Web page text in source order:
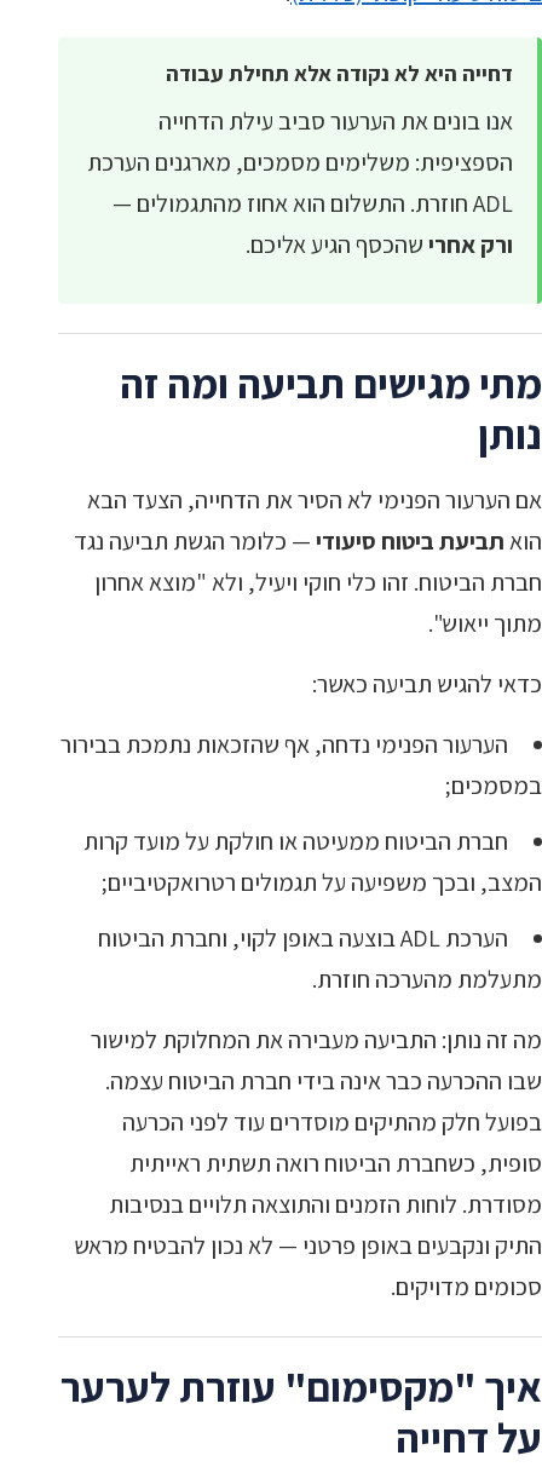
דחייה היא לא נקודה אלא תחילת עבודה
אנו בונים את הערעור סביב עילת הדחייה
הספציפית: משלימים מסמכים, מארגנים הערכת
ADL חוזרת. התשלום הוא אחוז מהתגמולים —
ורק אחרישהכסף הגיע אליכם.
מתי מגישים תביעה ומה זה
נותן
אם הערעור הפנימי לא הסיר את הדחייה, הצעד הבא
הואתביעת ביטוח סיעודי— כלומר הגשת תביעה נגד
חברת הביטוח. זהו כלי חוקי ויעיל, ולא "מוצא אחרון
מתוך ייאוש".
כדאי להגיש תביעה כאשר:
הערעור הפנימי נדחה, אף שהזכאות נתמכת בבירור
במסמכים;
חברת הביטוח ממעיטה או חולקת על מועד קרות
המצב, ובכך משפיעה על תגמולים רטרואקטיביים;
הערכת ADL בוצעה באופן לקוי, וחברת הביטוח
מתעלמת מהערכה חוזרת.
מה זה נותן: התביעה מעבירה את המחלוקת למישור
שבו ההכרעה כבר אינה בידי חברת הביטוח עצמה.
בפועל חלק מהתיקים מוסדרים עוד לפני הכרעה
סופית, כשחברת הביטוח רואה תשתית ראייתית
מסודרת. לוחות הזמנים והתוצאה תלויים בנסיבות
התיק ונקבעים באופן פרטני — לא נכון להבטיח מראש
סכומים מדויקים.
איך "מקסימום" עוזרת לערער
על דחייה